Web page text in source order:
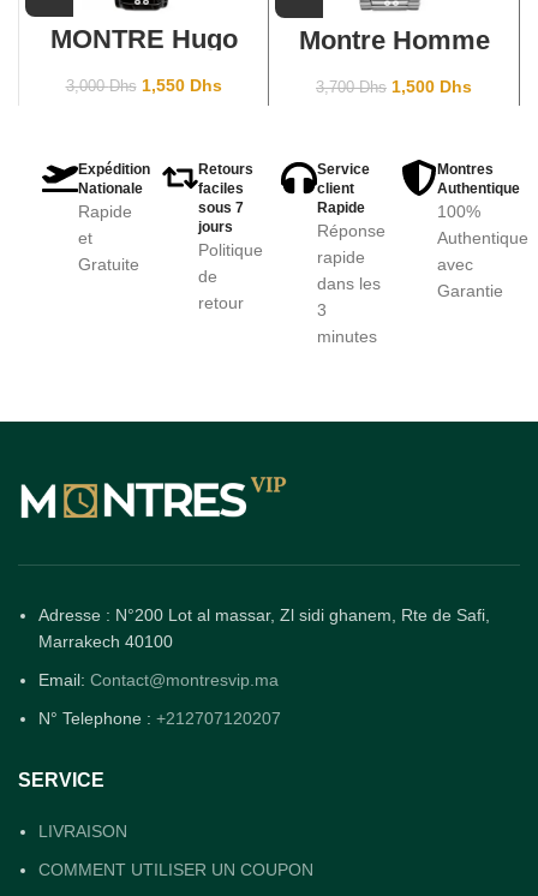
MONTRE Hugo
1513092
3,000Dhs 1,550 Dhs
Montre Homme
1513713
3,700Dhs 1,500 Dhs
Expédition
Nationale
Rapide
et
Gratuite
Retours
faciles
sous 7
jours
Politique
de
retour
Service
client
Rapide
Réponse
rapide
dans les
3
minutes
Montres
Authentique
100%
Authentique
avec
Garantie
Adresse : N°200 Lot al massar, Zl sidi ghanem, Rte de Safi,
Marrakech 40100
Email: Contact@montresvip.ma
N° Telephone : +212707120207
SERVICE
LIVRAISON
COMMENT UTILISER UN COUPON